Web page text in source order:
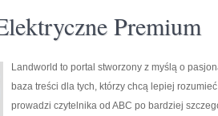
Premium
Landworld to portal stworzony z myślą o
baza treści dla tych, którzy chcą lepiej
prowadzi czytelnika od ABC po bardziej